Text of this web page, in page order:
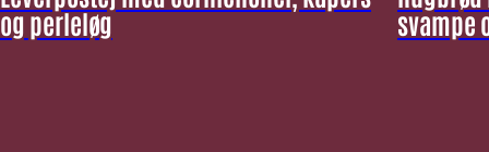
og perleløg
svampe